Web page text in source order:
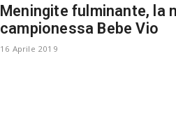
Meningite fulminante, la
campionessa Bebe Vio
16 Aprile 2019